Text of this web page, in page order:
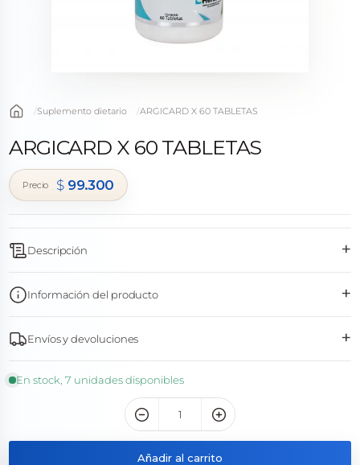
Suplemento dietario ARGICARD X 60 TABLETAS
ARGICARD X 60 TABLETAS
$99.300
Descripción +
Información del producto +
Envíos y devoluciones +
En stock, 7 unidades disponibles
Añadir al carrito